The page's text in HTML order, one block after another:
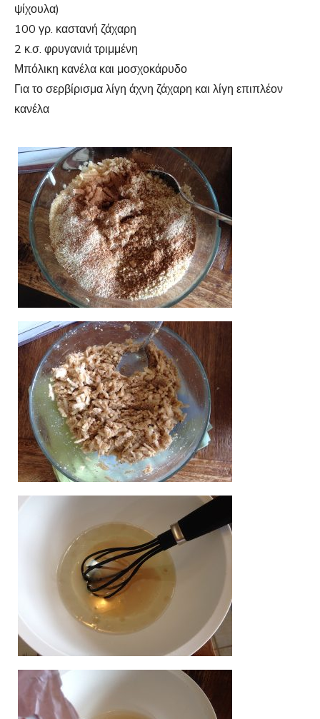
ψίχουλα)
100 γρ. καστανή ζάχαρη
2 κ.σ. φρυγανιά τριμμένη
Μπόλικη κανέλα και μοσχοκάρυδο
Για το σερβίρισμα λίγη άχνη ζάχαρη και λίγη επιπλέον
κανέλα